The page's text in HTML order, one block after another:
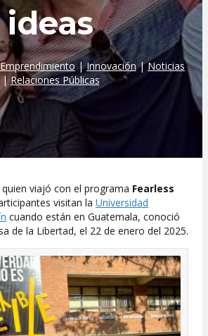
ideas
Emprendimiento |Innovación|Noticias
|Relaciones Públicas
viajó con el programa Fearless
visitan la Universidad
cuando están en Guatemala, conoció
de la Libertad, el 22 de enero del 2025.